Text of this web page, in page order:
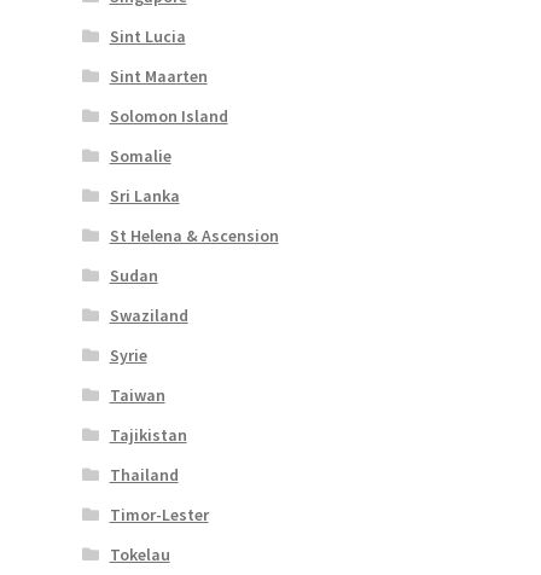
Sint Lucia
Sint Maarten
Solomon Island
Somalie
Sri Lanka
St Helena & Ascension
Sudan
Swaziland
Syrie
Taiwan
Tajikistan
Thailand
Timor-Lester
Tokelau